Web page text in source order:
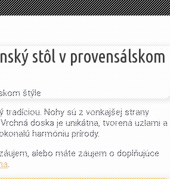
stôl v provensálskom
tradíciou. Nohy sú z vonkajšej strany
doska je unikátna, tvorená uzlami a
harmóniu prírody.
alebo máte záujem o doplňujúce
.